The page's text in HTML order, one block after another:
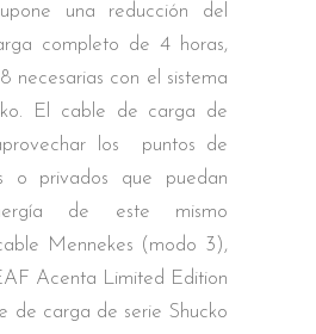
una reducción del
completo de 4 horas,
necesarias con el sistema
El cable de carga de
los puntos de
o privados que puedan
de este mismo
Mennekes (modo 3),
Acenta Limited Edition
de carga de serie Shucko